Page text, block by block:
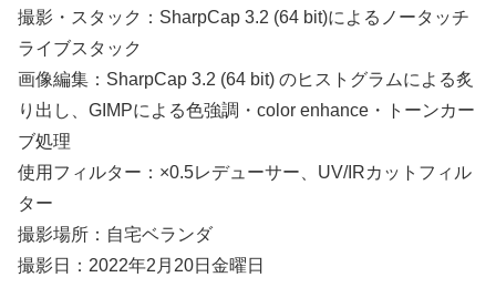
撮影・スタック：SharpCap 3.2 (64 bit)によるノータッチ
ライブスタック
画像編集：SharpCap 3.2 (64 bit) のヒストグラムによる炙
り出し、GIMPによる色強調・color enhance・トーンカー
ブ処理
使用フィルター：×0.5レデューサー、UV/IRカットフィル
ター
撮影場所：自宅ベランダ
撮影日：2022年2月20日金曜日